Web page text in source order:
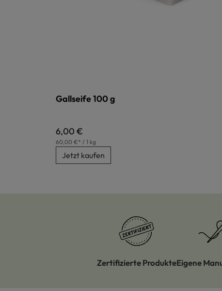
Gallseife 100 g
Regulärer Preis:
6,00 €
60,00 €* / 1 kg
Jetzt kaufen
Zertifizierte ProdukteEigene